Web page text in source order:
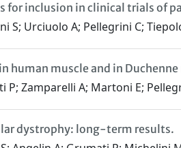
for inclusion in clinical trials of
S; Urciuolo A; Pellegrini C;
human muscle and in
P; Zamparelli A; Martoni E;
dystrophy: long-term results.